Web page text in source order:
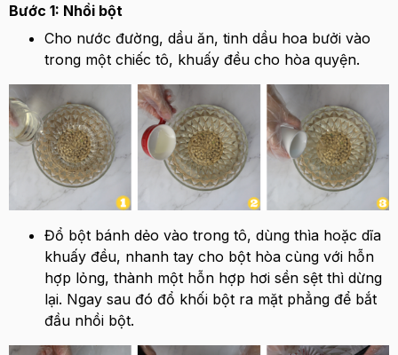
Bước 1: Nhồi bột
Cho nước đường, dầu ăn, tinh dầu hoa bưởi vào
trong một chiếc tô, khuấy đều cho hòa quyện.
Đổ bột bánh dẻo vào trong tô, dùng thìa hoặc dĩa
khuấy đều, nhanh tay cho bột hòa cùng với hỗn
hợp lỏng, thành một hỗn hợp hơi sền sệt thì dừng
lại. Ngay sau đó đổ khối bột ra mặt phẳng để bắt
đầu nhồi bột.